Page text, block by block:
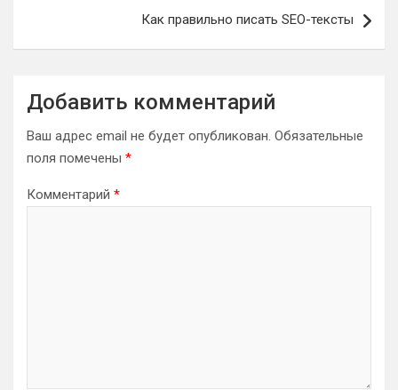
Как правильно писать SEO-тексты
Добавить комментарий
Ваш адрес email не будет опубликован. Обязательные
поля помечены *
Комментарий *